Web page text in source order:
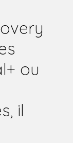
ou
il